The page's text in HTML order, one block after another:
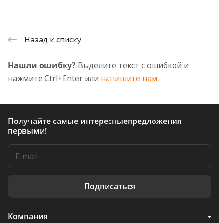
Назад к списку
Нашли ошибку? Выделите текст с ошибкой и
нажмите Ctrl+Enter или напишите нам
Получайте самые интересныепредложения
первыми!
Подписаться
Компания